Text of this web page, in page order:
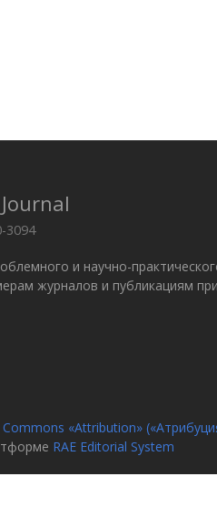
3094
и научно-
журналов и публикациям
«Attribution»
RAE Editorial System